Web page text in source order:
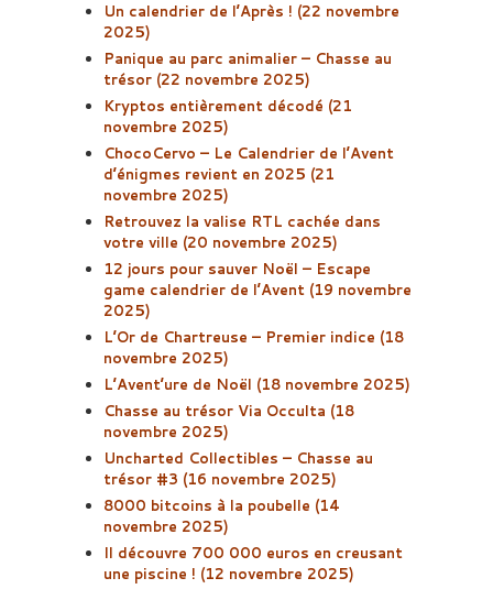
Un calendrier de l’Après ! (22 novembre
2025)
Panique au parc animalier – Chasse au
trésor (22 novembre 2025)
Kryptos entièrement décodé (21
novembre 2025)
ChocoCervo – Le Calendrier de l’Avent
d’énigmes revient en 2025 (21
novembre 2025)
Retrouvez la valise RTL cachée dans
votre ville (20 novembre 2025)
12 jours pour sauver Noël – Escape
game calendrier de l’Avent (19 novembre
2025)
L’Or de Chartreuse – Premier indice (18
novembre 2025)
L’Avent’ure de Noël (18 novembre 2025)
Chasse au trésor Via Occulta (18
novembre 2025)
Uncharted Collectibles – Chasse au
trésor #3 (16 novembre 2025)
8000 bitcoins à la poubelle (14
novembre 2025)
Il découvre 700 000 euros en creusant
une piscine ! (12 novembre 2025)